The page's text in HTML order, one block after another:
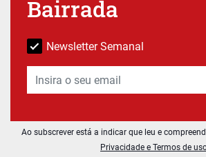
Bairrada
Newsletter Semanal
Ao subscrever está a indicar que leu e
Privacidade e Termos de